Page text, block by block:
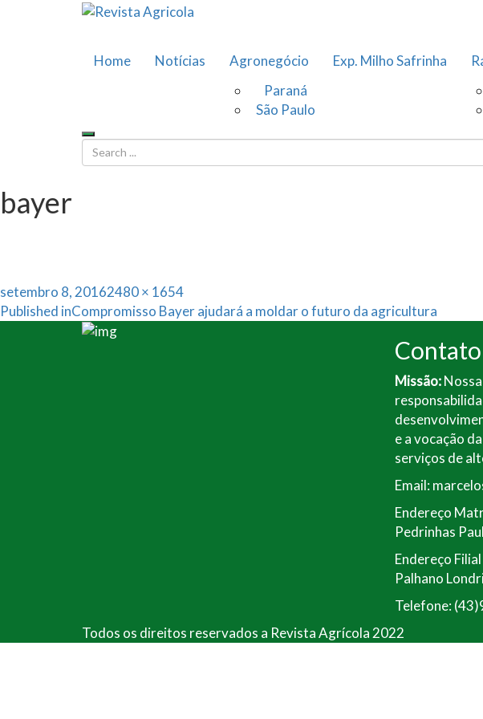
Home Notícias
Agronegócio
Paraná
São Paulo
Exp. Milho Safrinha
bayer
Posted
on
setembro 8, 2016Full
size
2480 × 1654
Navegação
Published inCompromisso Bayer ajudará a moldar o futuro da agricultura
Contato
Missão:
e a vocação
serviços de
Email:
Endereço
Pedrinhas
Endereço
Palhano
Telefone:
Todos os direitos reservados a Revista Agrícola 2022